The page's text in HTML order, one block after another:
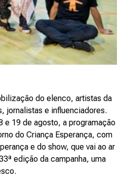
do elenco, artistas da
jornalistas e influenciadores.
e 19 de agosto, a programação
do Criança Esperança, com
e do show, que vai ao ar
edição da campanha, uma